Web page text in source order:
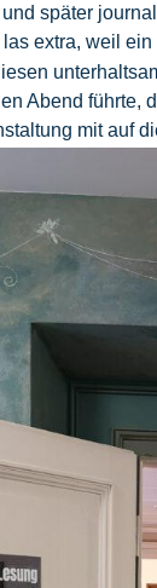
später
extra, weil
Abend führte,
mit auf